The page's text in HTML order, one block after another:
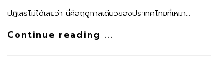
ปฏิเสธไม่ได้เลยว่า นี่คือฤดูกาลเดียวของประเทศไทยที่เหมา…
Continue reading ...